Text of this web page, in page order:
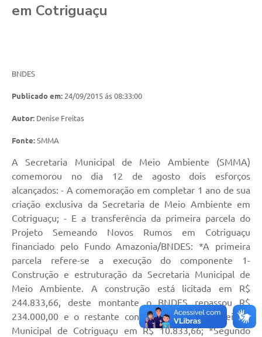
Contratos
Arquivos para Download
Contas Públicas
Legislação
Editais
Links
Serviços Online
Telefones Úteis
Enquete
em Cotriguaçu
BNDES
Publicado em: 24/09/2015 ás 08:33:00
Autor: Denise Freitas
Fonte: SMMA
A Secretaria Municipal de Meio Ambiente (SMMA)
comemorou no dia 12 de agosto dois esforços
alcançados: - A comemoração em completar 1 ano de sua
criação exclusiva da Secretaria de Meio Ambiente em
Cotriguaçu; - E a transferência da primeira parcela do
Projeto Semeando Novos Rumos em Cotriguaçu
financiado pelo Fundo Amazonia/BNDES: *A primeira
parcela refere-se a execução do componente 1-
Construção e estruturação da Secretaria Municipal de
Meio Ambiente. A construção está licitada em R$
244.833,66, deste montante o BNDES repassou R$
234.000,00 e o restante contrapartida pela Prefeitura
Municipal de Cotriguaçu em R$ 10.833,66; *Segundo